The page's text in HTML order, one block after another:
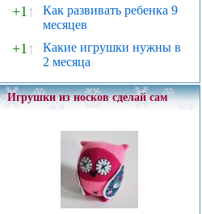
+1↑
Как развивать ребенка 9
месяцев
+1↑
Какие игрушки нужны в
2 месяца
Игрушки из носков сделай сам